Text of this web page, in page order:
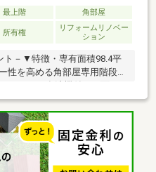
最上階 角部屋
所有権
リフォームリノベー
ション
ト－▼特徴・専有面積98.4平
性を高める角部屋専用階段・
当り・通風良好・足をのばし
ット飼育可(細則有)▼室内リ
】 ＜交換＞キッチン、給
レ ＜その他＞室内給排水管
＜交換＞UB、浴室▼周辺環
歩1分(約50m)■ ご希望の住ま